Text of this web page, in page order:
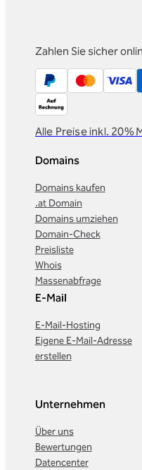
Zahlen Sie sicher
Alle Preise inkl. 20%
Domains
Domains kaufen
.at Domain
Domains umziehen
Domain-Check
Preisliste
Whois
Massenabfrage
E-Mail
E-Mail-Hosting
Eigene E-Mail-Adresse
erstellen
Unternehmen
Über uns
Bewertungen
Datencenter